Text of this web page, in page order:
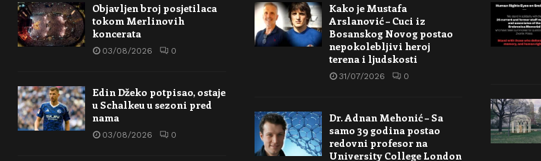
Objavljen broj posjetilaca
tokom Merlinovih
koncerata
03/08/2026 0
Edin Džeko potpisao, ostaje
u Schalkeu u sezoni pred
nama
03/08/2026 0
Kako je Mustafa
Arslanović – Cuci iz
Bosanskog Novog postao
nepokolebljivi heroj
terena i ljudskosti
31/07/2026 0
Dr. Adnan Mehonić – Sa
samo 39 godina postao
redovni profesor na
University College London